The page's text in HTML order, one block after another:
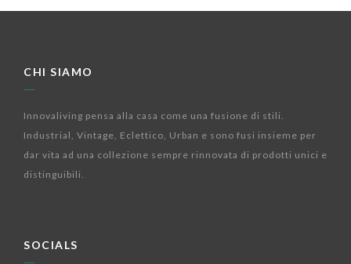
CHI SIAMO
Innovaliving pensa alla casa come una fusione di stili.
Industrial, Vintage, Eclettico, Urban e sono fusi insieme per
dar vita ad una collezione sempre rinnovata di prodotti unici e
distinguibili.
SOCIALS